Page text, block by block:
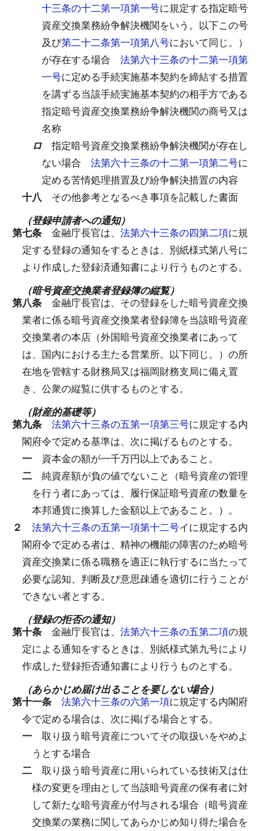
十三条の十二第一項第一号に規定する指定暗号
資産交換業務紛争解決機関をいう。以下この号
及び第二十二条第一項第八号において同じ。）
が存在する場合
法第六十三条の十二第一項第
一号に定める手続実施基本契約を締結する措置
を講ずる当該手続実施基本契約の相手方である
指定暗号資産交換業務紛争解決機関の商号又は
名称
ロ 指定暗号資産交換業務紛争解決機関が存在し
ない場合
法第六十三条の十二第一項第二号に
定める苦情処理措置及び紛争解決措置の内容
十八 その他参考となるべき事項を記載した書面
（登録申請者への通知）
第七条 金融庁長官は、 法第六十三条の四第二項に規
定する登録の通知をするときは、別紙様式第八号に
より作成した登録済通知書により行うものとする。
（暗号資産交換業者登録簿の縦覧）
第八条 金融庁長官は、その登録をした暗号資産交換
業者に係る暗号資産交換業者登録簿を当該暗号資産
交換業者の本店（外国暗号資産交換業者にあって
は、国内における主たる営業所。以下同じ。）の所
在地を管轄する財務局又は福岡財務支局に備え置
き、公衆の縦覧に供するものとする。
（財産的基礎等）
第九条 法第六十三条の五第一項第三号に規定する内
閣府令で定める基準は、次に掲げるものとする。
一 資本金の額が一千万円以上であること。
二 純資産額が負の値でないこと（暗号資産の管理
を行う者にあっては、履行保証暗号資産の数量を
本邦通貨に換算した金額以上であること。）。
２ 法第六十三条の五第一項第十二号イに規定する内
閣府令で定める者は、精神の機能の障害のため暗号
資産交換業に係る職務を適正に執行するに当たって
必要な認知、判断及び意思疎通を適切に行うことが
できない者とする。
（登録の拒否の通知）
第十条 金融庁長官は、 法第六十三条の五第二項の規
定による通知をするときは、別紙様式第九号により
作成した登録拒否通知書により行うものとする。
（あらかじめ届け出ることを要しない場合）
第十一条 法第六十三条の六第一項に規定する内閣府
令で定める場合は、次に掲げる場合とする。
一 取り扱う暗号資産についてその取扱いをやめよ
うとする場合
二 取り扱う暗号資産に用いられている技術又は仕
様の変更を理由として当該暗号資産の保有者に対
して新たな暗号資産が付与される場合（暗号資産
交換業の業務に関してあらかじめ知り得た場合を